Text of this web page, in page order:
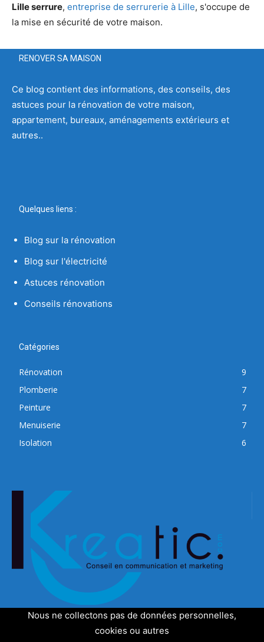
Lille serrure, entreprise de serrurerie à Lille, s'occupe de
la mise en sécurité de votre maison.
RENOVER SA MAISON
Ce blog contient des informations, des conseils, des
astuces pour la rénovation de votre maison,
appartement, bureaux, aménagements extérieurs et
autres..
Quelques liens :
Blog sur la rénovation
Blog sur l'électricité
Astuces rénovation
Conseils rénovations
Catégories
Rénovation
9
Plomberie
7
Peinture
7
Menuiserie
7
Isolation
6
Nous ne collectons pas de données personnelles,
cookies ou autres